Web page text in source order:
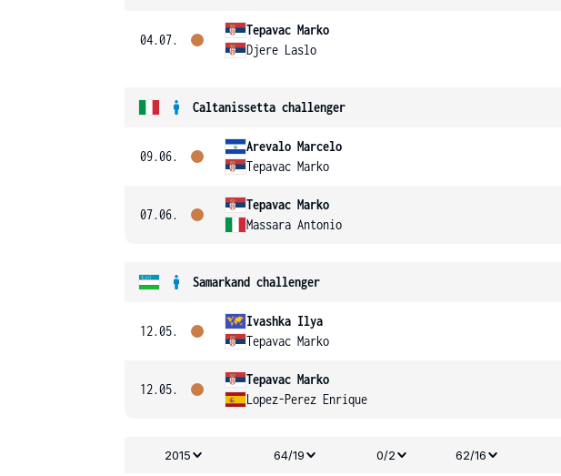
04.07.
Tepavac Marko
Djere Laslo
Caltanissetta challenger
09.06.
Arevalo Marcelo
Tepavac Marko
07.06.
Tepavac Marko
Massara Antonio
Samarkand challenger
12.05.
Ivashka Ilya
Tepavac Marko
12.05.
Tepavac Marko
Lopez-Perez Enrique
2015 64/19 0/2 62/16